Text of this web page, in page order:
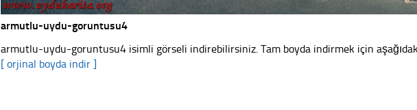
armutlu-uydu-goruntusu4
armutlu-uydu-goruntusu4 isimli görseli indirebilirsiniz. Tam boyda indirmek için
[ orjinal boyda indir ]